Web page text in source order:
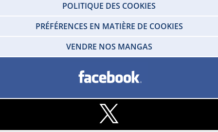
POLITIQUE DES COOKIES
PRÉFÉRENCES EN MATIÈRE DE COOKIES
VENDRE NOS MANGAS